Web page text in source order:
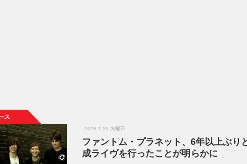
2019.1.22 火曜日
ファントム・プラネット、6年以上ぶり
成ライヴを行ったことが明らかに